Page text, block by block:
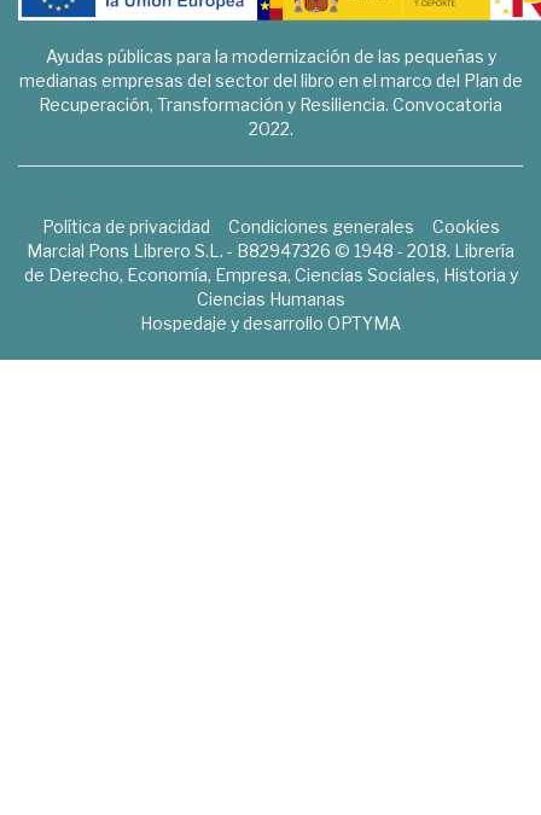
Ayudas públicas para la modernización de las pequeñas y
medianas empresas del sector del libro en el marco del Plan de
Recuperación, Transformación y Resiliencia. Convocatoria
2022.
Política de privacidad Condiciones generales
Cookies
Marcial Pons Librero S.L. - B82947326 © 1948 - 2018. Librería
de Derecho, Economía, Empresa, Ciencias Sociales, Historia y
Ciencias Humanas
Hospedaje y desarrollo OPTYMA